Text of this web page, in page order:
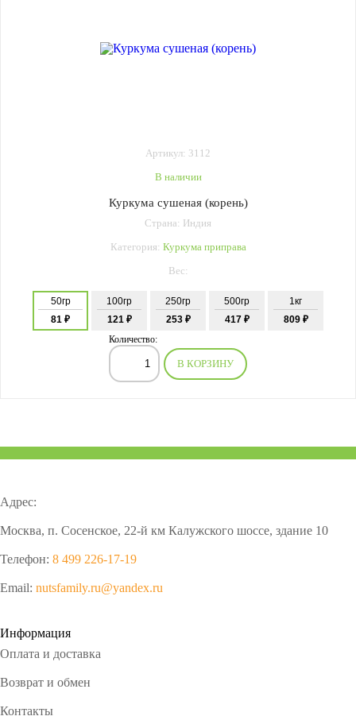
Артикул: 3112
В наличии
Куркума сушеная (корень)
Страна: Индия
Категория: Куркума приправа
Вес:
50гр
81 ₽
100гр
121 ₽
250гр
253 ₽
500гр
417 ₽
1кг
809 ₽
Количество:
В КОРЗИНУ
Адрес:
Москва, п. Сосенское, 22-й км Калужского шоссе, здание 10
Телефон: 8 499 226-17-19
Email: nutsfamily.ru@yandex.ru
Информация
Оплата и доставка
Возврат и обмен
Контакты